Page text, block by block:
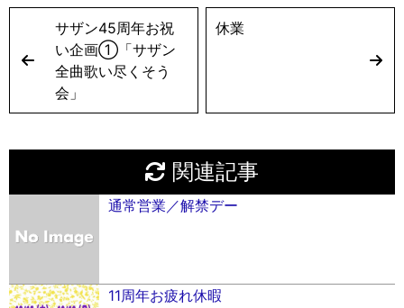
サザン45周年お祝
い企画①「サザン
全曲歌い尽くそう
会」
休業
関連記事
通常営業／解禁デー
11周年お疲れ休暇